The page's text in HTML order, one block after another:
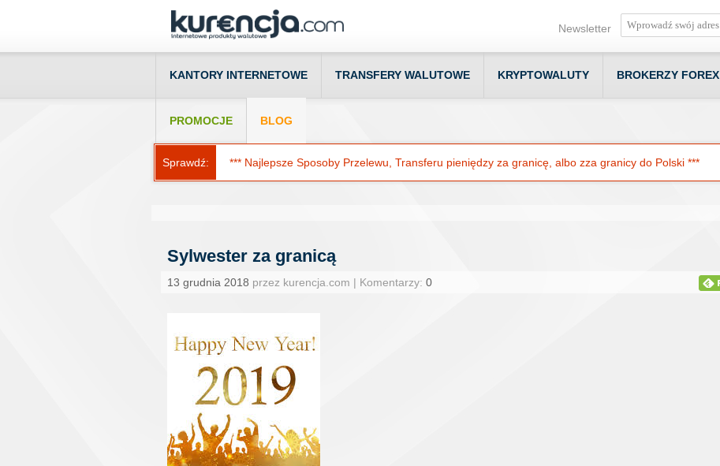
Newsletter
KANTORY INTERNETOWE TRANSFERY WALUTOWE KRYPTOWALUTY BROKERZY FOREX
PROMOCJE BLOG
Sprawdź: *** Najlepsze Sposoby Przelewu, Transferu pieniędzy za granicę, albo zza granicy do Polski ***
Sylwester za granicą
13 grudnia 2018 przez kurencja.com | Komentarzy: 0